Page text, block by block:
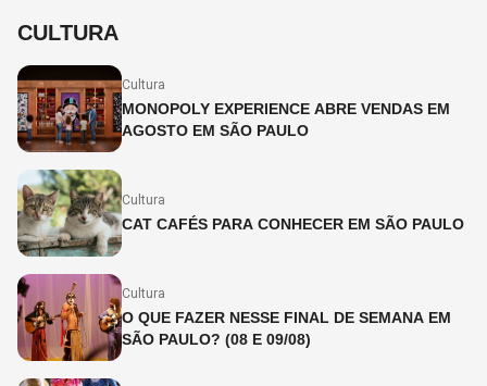
CULTURA
Cultura
MONOPOLY EXPERIENCE ABRE VENDAS EM
AGOSTO EM SÃO PAULO
Cultura
CAT CAFÉS PARA CONHECER EM SÃO PAULO
Cultura
O QUE FAZER NESSE FINAL DE SEMANA EM
SÃO PAULO? (08 E 09/08)